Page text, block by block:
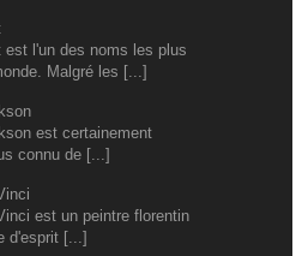
est l'un des noms les plus
Malgré les [...]
est certainement
connu de [...]
est un peintre florentin
d'esprit [...]